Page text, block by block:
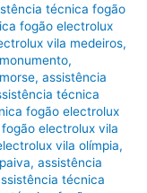
técnica fogão
fogão electrolux
vila medeiros,
,
,assistência
técnica
fogão electrolux
electrolux vila
vila olímpia,
,assistência
técnica